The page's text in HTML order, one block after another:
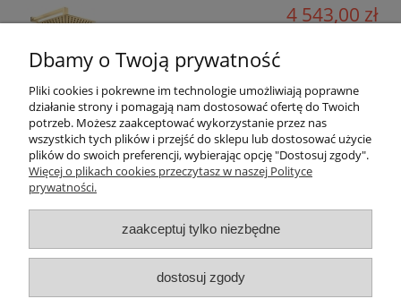
4 543,00 zł
obniżką:6 102,00 zł
do koszyka
Informacje o sklepie
Warunki zakupów
Dbamy o Twoją prywatność
Pliki cookies i pokrewne im technologie umożliwiają poprawne
działanie strony i pomagają nam dostosować ofertę do Twoich
potrzeb. Możesz zaakceptować wykorzystanie przez nas
wszystkich tych plików i przejść do sklepu lub dostosować użycie
plików do swoich preferencji, wybierając opcję "Dostosuj zgody".
Więcej o plikach cookies przeczytasz w naszej Polityce
prywatności.
zaakceptuj tylko niezbędne
dostosuj zgody